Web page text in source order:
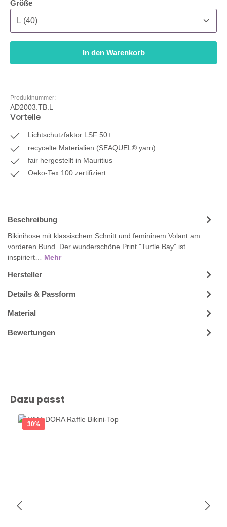
Größeauswählen
In den Warenkorb
Produktnummer:
AD2003.TB.L
Vorteile
Lichtschutzfaktor LSF 50+
recycelte Materialien (SEAQUEL® yarn)
fair hergestellt in Mauritius
Oeko-Tex 100 zertifiziert
Beschreibung
Bikinihose mit klassischem Schnitt und femininem Volant am
vorderen Bund. Der wunderschöne Print "Turtle Bay" ist
inspiriert… Mehr
Hersteller
Details & Passform
Material
Bewertungen
Produktgalerie überspringen
Dazu passt
30%